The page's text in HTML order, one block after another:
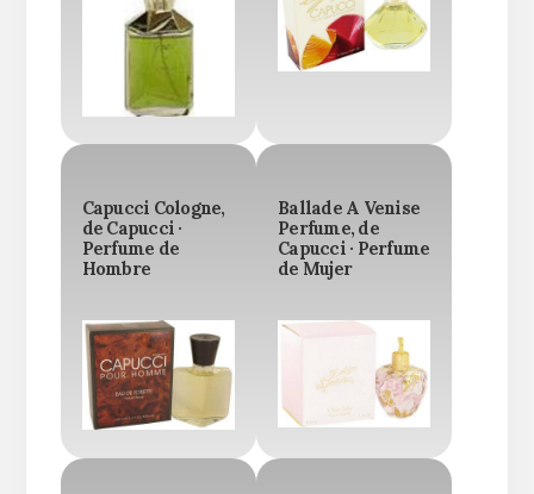
Capucci Cologne,
de Capucci ·
Perfume de
Hombre
Ballade A Venise
Perfume, de
Capucci · Perfume
de Mujer